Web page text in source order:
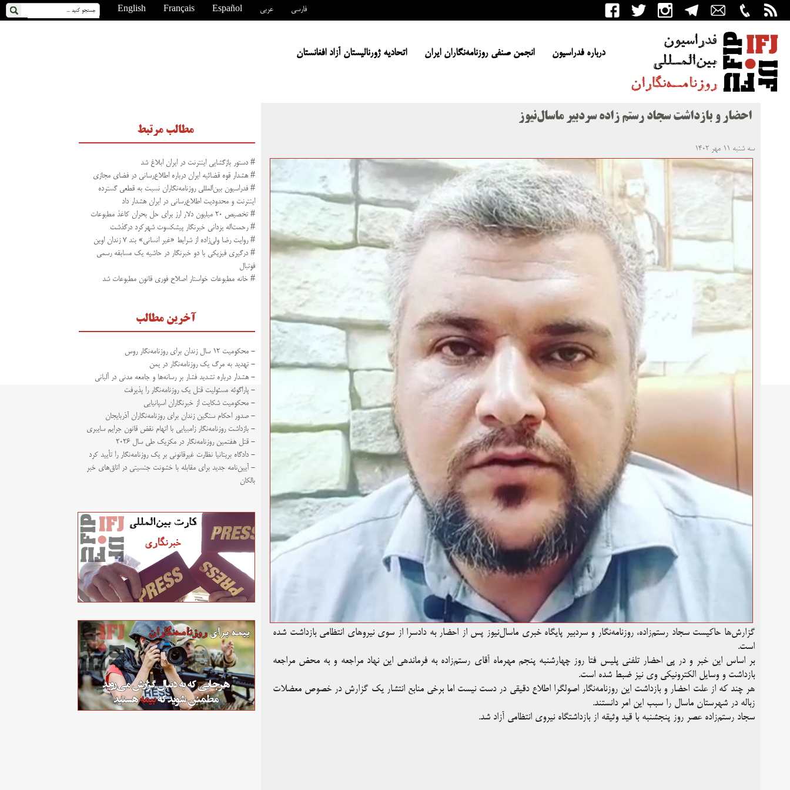
English Français Español عربی فارسی
درباره فدراسیون انجمن صنفی روزنامه‌نگاران ایران اتحادیه ژورنالیستان آزاد افغانستان
احضار و بازداشت سجاد رستم زاده سردبیر ماسال‌نیوز
سه شنبه ۱۱ مهر ۱۴۰۲
گزارش‌ها حاکیست سجاد رستم‌زاده، روزنامه‌نگار و سردبیر پایگاه خبری ماسال‌نیوز پس از احضار به دادسرا از سوی نیروهای انتظامی بازداشت شده
است.
بر اساس این خبر و در پی احضار تلفنی پلیس فتا روز چهارشنبه پنجم مهرماه آقای رستم‌زاده به فرماندهی این نهاد مراجعه و به محض مراجعه
بازداشت و وسایل الکترونیکی وی نیز ضبط شده است.
هر چند که از علت احضار و بازداشت این روزنامه‌نگار اصولگرا اطلاع دقیقی در دست نیست اما برخی منابع انتشار یک گزارش در خصوص معضلات
زباله در شهرستان ماسال را سبب این امر دانستند.
سجاد رستم‌زاده عصر روز پنجشنبه با قید وثیقه از بازداشتگاه نیروی انتظامی آزاد شد.
مطالب مرتبط
# دستور بازگشایی اینترنت در ایران ابلاغ شد
# هشدار قوه قضائیه ایران درباره اطلاع‌رسانی در فضای مجازی
# فدراسیون بین‌المللی روزنامه‌نگاران نسبت به قطعی گسترده
اینترنت و محدودیت اطلاع‌رسانی در ایران هشدار داد
# تخصیص ۲۰ میلیون دلار ارز برای حل بحران کاغذ مطبوعات
# رحمت‌اله یزدانی خبرنگار پیشکسوت شهرکرد درگذشت
# روایت رضا ولی‌زاده از شرایط «غیر انسانی» بند ۷ زندان اوین
# درگیری فیزیکی با دو خبرنگار در حاشیه یک مسابقه رسمی
فوتبال
# خانه مطبوعات خواستار اصلاح فوری قانون مطبوعات شد
آخرین مطالب
- محکومیت ۱۲ سال زندان برای روزنامه‌نگار روس
- تهدید به مرگ یک روزنامه‌نگار در یمن
- هشدار درباره تشدید فشار بر رسانه‌ها و جامعه مدنی در آلبانی
- پاراگوئه مسئولیت قتل یک روزنامه‌نگار را پذیرفت
- محکومیت شکایت از خبرنگاران اسپانیایی
- صدور احکام سنگین زندان برای روزنامه‌نگاران آذربایجان
- بازداشت روزنامه‌نگار زامبیایی با اتهام نقض قانون جرایم سایبری
- قتل هفتمین روزنامه‌نگار در مکزیک طی سال ۲۰۲۶
- دادگاه بریتانیا نظارت غیرقانونی بر یک روزنامه‌نگار را تأیید کرد
- آیین‌نامه جدید برای مقابله با خشونت جنسیتی در اتاق‌های خبر
بالکان